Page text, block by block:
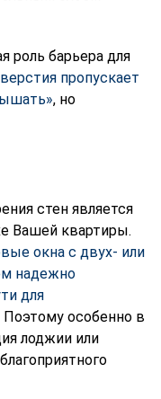
роль барьера для
пропускает
, но
стен является
Вашей квартиры.
окна с двух- или
надежно
для
Поэтому особенно в
лоджии или